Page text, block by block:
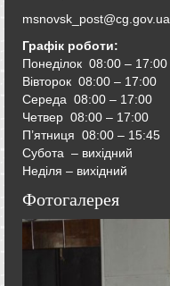
msnovsk_post@cg.gov.ua
Графік роботи:
Понеділок 08:00 – 17:00
Вівторок 08:00 – 17:00
Середа 08:00 – 17:00
Четвер 08:00 – 17:00
П’ятниця 08:00 – 15:45
Субота – вихідний
Неділя – вихідний
Фотогалерея